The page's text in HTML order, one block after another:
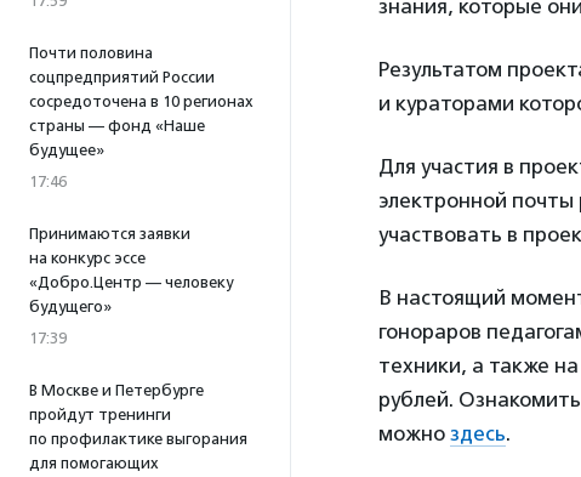
Почти половина
соцпредприятий России
сосредоточена в 10 регионах
страны — фонд «Наше
будущее»
17:46
Принимаются заявки
на конкурс эссе
«Добро.Центр — человеку
будущего»
17:39
В Москве и Петербурге
пройдут тренинги
по профилактике выгорания
для помогающих
знания, которые
Результатом
и кураторами
Для участия в
электронной почты
участвовать в
В настоящий
гонораров
техники, а также
рублей.
можно здесь.